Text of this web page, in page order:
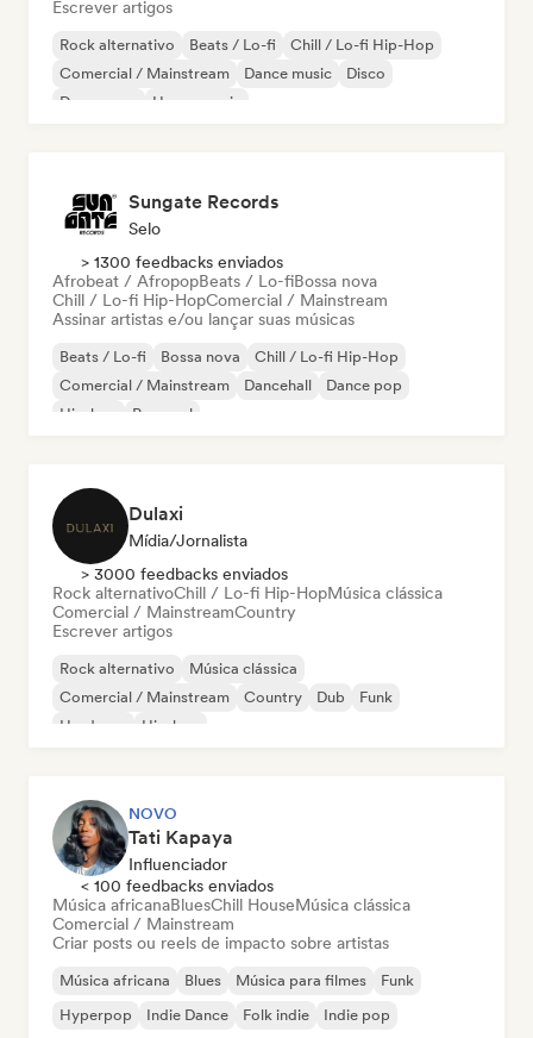
Escrever artigos
Rock alternativo Beats / Lo-fi
Chill / Lo-fi Hip-Hop
Comercial / Mainstream
Dance music
Disco
Dream pop
House music
Sungate Records
Selo
> 1300 feedbacks enviados
Afrobeat / AfropopBeats / Lo-fiBossa nova
Chill / Lo-fi Hip-HopComercial / Mainstream
Assinar artistas e/ou lançar suas músicas
Beats / Lo-fi Bossa nova
Chill / Lo-fi Hip-Hop
Comercial / Mainstream
Dancehall
Dance pop
Hip-hop
Pop soul
Dulaxi
Mídia/Jornalista
> 3000 feedbacks enviados
Rock alternativoChill / Lo-fi Hip-HopMúsica clássica
Comercial / MainstreamCountry
Escrever artigos
Rock alternativo
Música clássica
Comercial / Mainstream
Country Dub
Funk
Hardcore
Hip-hop
NOVO
Tati Kapaya
Influenciador
< 100 feedbacks enviados
Música africanaBluesChill HouseMúsica clássica
Comercial / Mainstream
Criar posts ou reels de impacto sobre artistas
Música africana Blues Música para filmes
Funk
Hyperpop
Indie Dance Folk indie Indie pop